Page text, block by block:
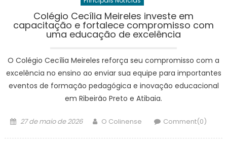
Colégio Cecília Meireles investe em
capacitação e fortalece compromisso com
uma educação de excelência
O Colégio Cecília Meireles reforça seu compromisso com a
excelência no ensino ao enviar sua equipe para importantes
eventos de formação pedagógica e inovação educacional
em Ribeirão Preto e Atibaia.
Posted
27 de maio de 2026 Author
O Colinense Comment(0)